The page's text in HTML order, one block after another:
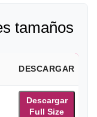
tamaños
DESCARGAR
Descargar
Full Size